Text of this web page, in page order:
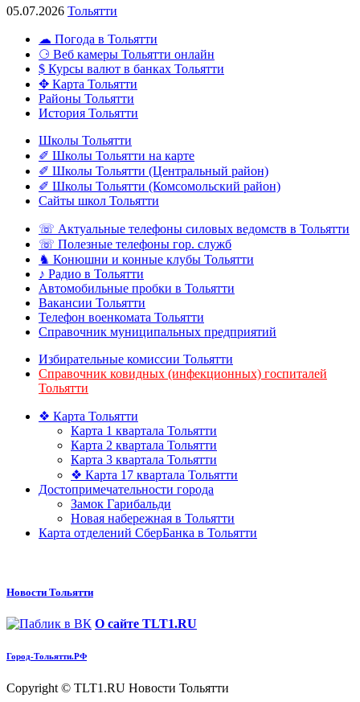
05.07.2026 Тольятти
☁ Погода в Тольятти
⚆ Веб камеры Тольятти онлайн
$ Курсы валют в банках Тольятти
✥ Карта Тольятти
Районы Тольятти
История Тольятти
Школы Тольятти
✐ Школы Тольятти на карте
✐ Школы Тольятти (Центральный район)
✐ Школы Тольятти (Комсомольский район)
Сайты школ Тольятти
☏ Актуальные телефоны силовых ведомств в Тольятти
☏ Полезные телефоны гор. служб
♞ Конюшни и конные клубы Тольятти
♪ Радио в Тольятти
Автомобильные пробки в Тольятти
Вакансии Тольятти
Телефон военкомата Тольятти
Справочник муниципальных предприятий
Избирательные комиссии Тольятти
Справочник ковидных (инфекционных) госпиталей
Тольятти
❖ Карта Тольятти
Карта 1 квартала Тольятти
Карта 2 квартала Тольятти
Карта 3 квартала Тольятти
❖ Карта 17 квартала Тольятти
Достопримечательности города
Замок Гарибальди
Новая набережная в Тольятти
Карта отделений СберБанка в Тольятти
Новости Тольятти
О сайте TLT1.RU
Город-Тольятти.РФ
Copyright © TLT1.RU Новости Тольятти